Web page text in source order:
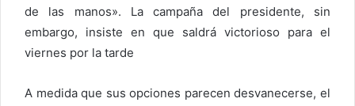
de las manos». La campaña del presidente, sin
embargo, insiste en que saldrá victorioso para el
viernes por la tarde
A medida que sus opciones parecen desvanecerse, el